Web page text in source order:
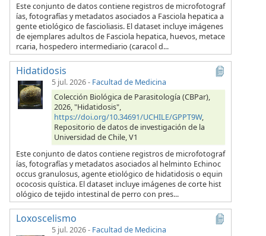
Este conjunto de datos contiene registros de microfotograf
ías, fotografías y metadatos asociados a Fasciola hepatica a
gente etiológico de fascioliasis. El dataset incluye imágenes
de ejemplares adultos de Fasciola hepatica, huevos, metace
rcaria, hospedero intermediario (caracol d...
Hidatidosis
5 jul. 2026- Facultad de Medicina
Colección Biológica de Parasitología (CBPar),
2026, "Hidatidosis",
https://doi.org/10.34691/UCHILE/GPPT9W,
Repositorio de datos de investigación de la
Universidad de Chile, V1
Este conjunto de datos contiene registros de microfotograf
ías, fotografías y metadatos asociados al helminto Echinoc
occus granulosus, agente etiológico de hidatidosis o equin
ococosis quística. El dataset incluye imágenes de corte hist
ológico de tejido intestinal de perro con pres...
Loxoscelismo
5 jul. 2026- Facultad de Medicina